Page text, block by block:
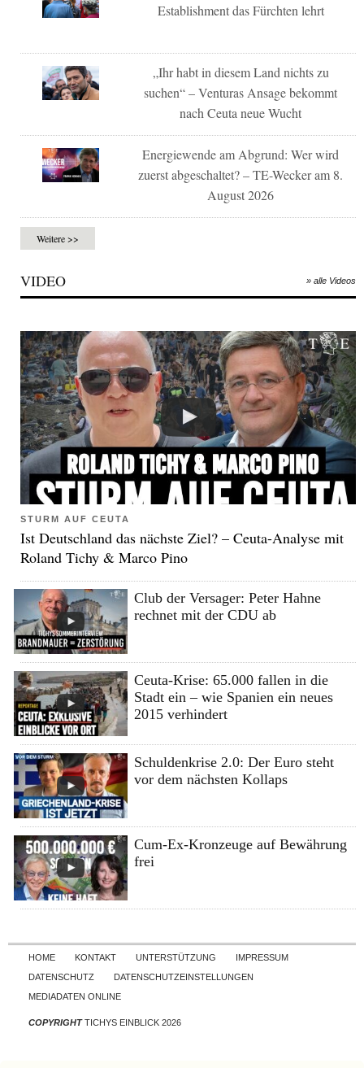
Establishment das Fürchten lehrt
„Ihr habt in diesem Land nichts zu
suchen“ – Venturas Ansage bekommt
nach Ceuta neue Wucht
Energiewende am Abgrund: Wer wird
zuerst abgeschaltet? – TE-Wecker am 8.
August 2026
Weitere >>
VIDEO » alle Videos
STURM AUF CEUTA
Ist Deutschland das nächste Ziel? – Ceuta-Analyse mit
Roland Tichy & Marco Pino
Club der Versager: Peter Hahne
rechnet mit der CDU ab
Ceuta-Krise: 65.000 fallen in die
Stadt ein – wie Spanien ein neues
2015 verhindert
Schuldenkrise 2.0: Der Euro steht
vor dem nächsten Kollaps
Cum-Ex-Kronzeuge auf Bewährung
frei
Skip to content
HOME KONTAKT UNTERSTÜTZUNG
IMPRESSUM
DATENSCHUTZ
DATENSCHUTZEINSTELLUNGEN
MEDIADATEN ONLINE
COPYRIGHTTICHYS EINBLICK 2026